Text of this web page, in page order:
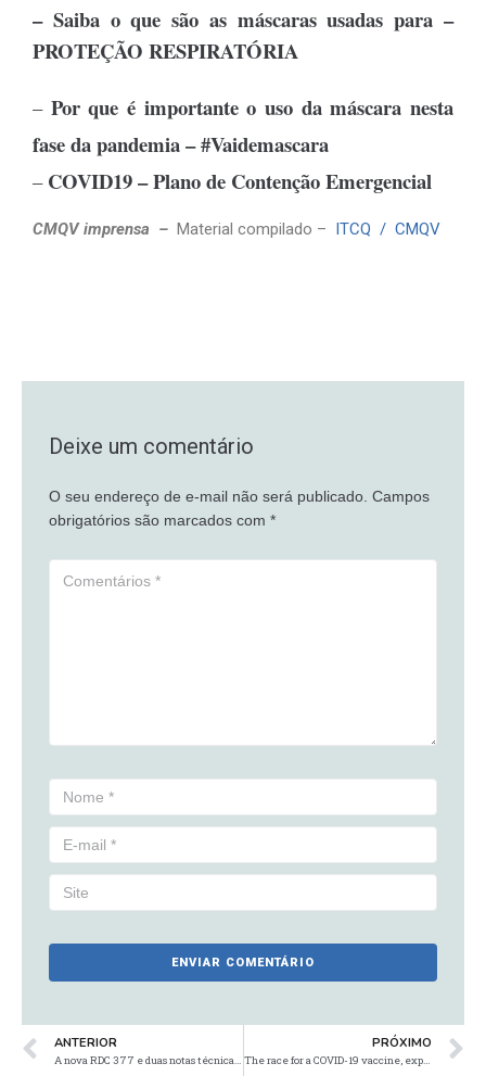
– Saiba o que são as máscaras usadas para –
PROTEÇÃO RESPIRATÓRIA
– Por que é importante o uso da máscara nesta
fase da pandemia – #Vaidemascara
– COVID19 – Plano de Contenção Emergencial
CMQV imprensa – Material compilado – ITCQ / CMQV
Deixe um comentário
O seu endereço de e-mail não será publicado. Campos
obrigatórios são marcados com *
ANTERIOR
A nova RDC 377 e duas notas técnicas da Anvisa orientam as farmácias
PRÓXIMO
The race for a COVID-19 vaccine, explained